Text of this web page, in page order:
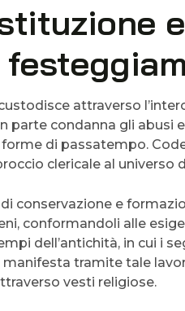
attraverso
parte condanna gli abusi
di passatempo.
clericale al universo
conservazione e
conformandoli alle
dell’antichità, in cui i
tramite tale
vesti religiose.